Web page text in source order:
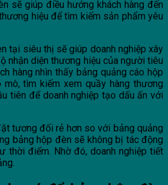
sẽ giúp điều hướng khách hàng đến
hiệu để tìm kiếm sản phẩm yêu
tại siêu thị sẽ giúp doanh nghiệp xây
nhận diện thương hiệu của người tiêu
hàng nhìn thấy bảng quảng cáo hộp
tìm kiếm xem quầy hàng thương
tiên để doanh nghiệp tạo dấu ấn với
tương đối rẻ hơn so với bảng quảng
bảng hộp đèn sẽ không bị tác động
thời điểm. Nhờ đó, doanh nghiệp tiết